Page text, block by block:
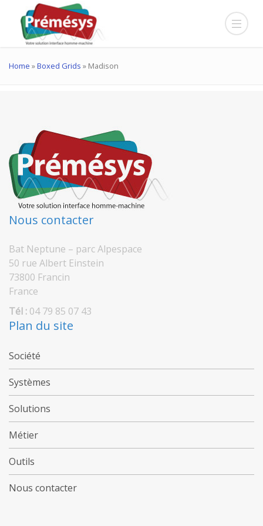
Home »Boxed Grids » Madison
Nous contacter
Bat Neptune – parc Alpespace
50 rue Albert Einstein
73800 Francin
France
Tél : 04 79 85 07 43
Plan du site
Société
Systèmes
Solutions
Métier
Outils
Nous contacter